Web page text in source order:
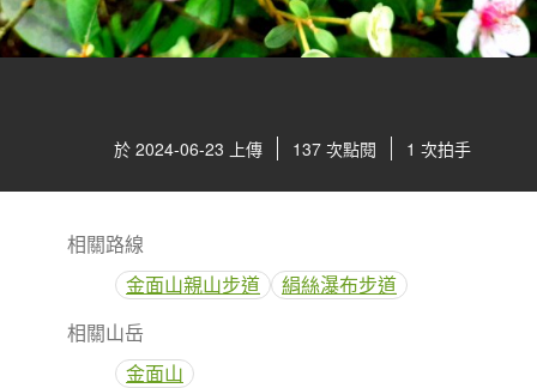
於 2024-06-23 上傳 137 次點閱 1 次拍手
相關路線
金面山親山步道
絹絲瀑布步道
相關山岳
金面山